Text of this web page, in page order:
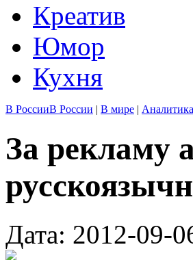
Креатив
Юмор
Кухня
В РоссииВ России | В мире | Аналитика
За рекламу
Дата: 2012-09-